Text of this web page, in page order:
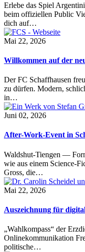
Erlebe das Spiel
beim offiziellen Public
dich auf…
Mai 22, 2026
Willkommen auf der
Der FC Schaffhausen
zu dürfen. Modern,
in…
Juni 02, 2026
After-Work-Event in
Waldshut-Tiengen —
wie aus einem Science-
Gross, die…
Mai 22, 2026
Auszeichnung für
„Wahlkompass“ der
Onlinekommunikation
politische…